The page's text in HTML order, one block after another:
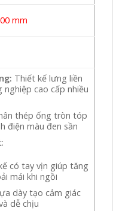
mm
Thiết kế lưng liền
cao cấp nhiều
thép ống tròn tóp
điện màu đen sần
có tay vịn giúp tăng
mái khi ngồi
dày tạo cảm giác
dễ chịu